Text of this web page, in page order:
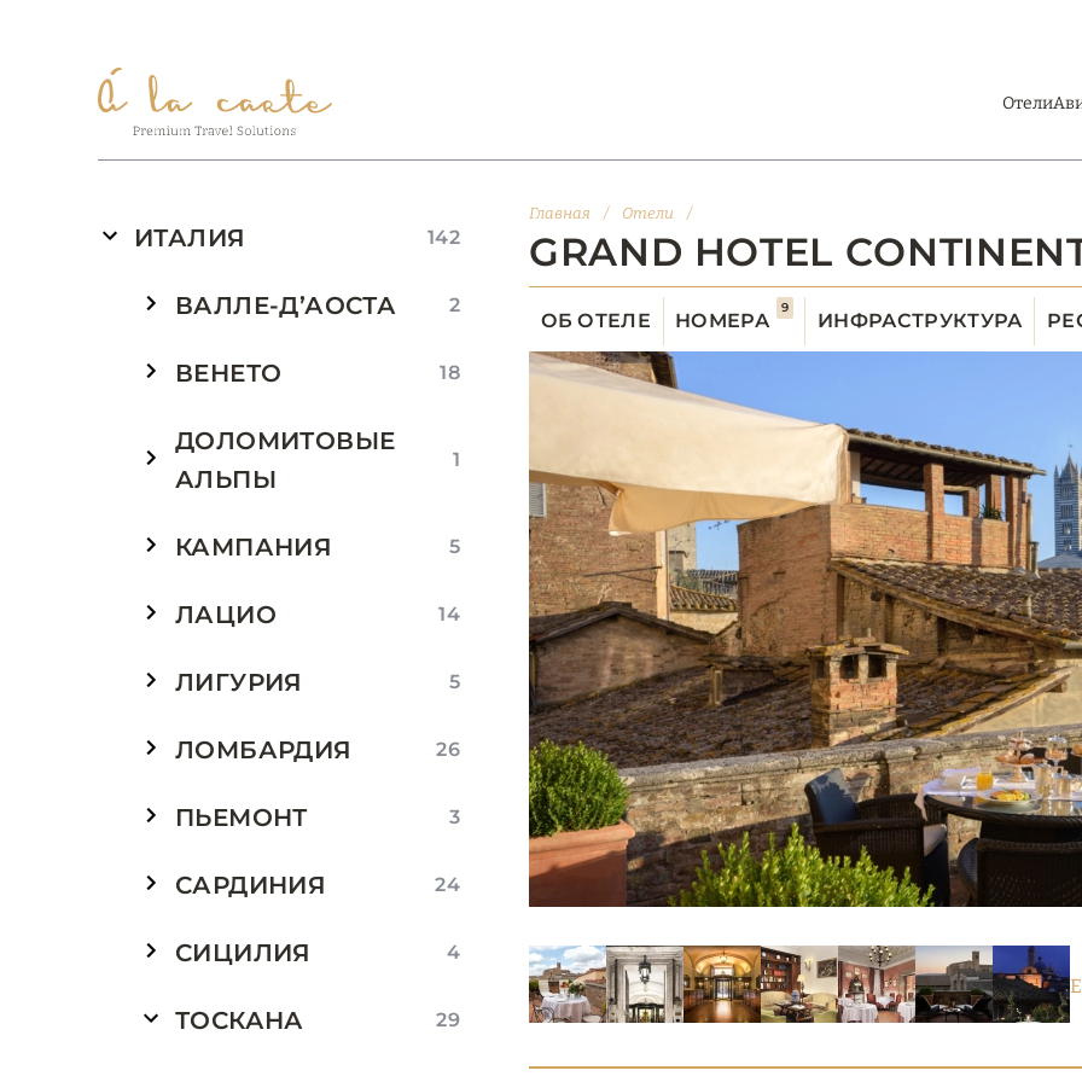
Отели
ИТАЛИЯ 142
ВАЛЛЕ-Д’АОСТА 2
ВЕНЕТО 18
ДОЛОМИТОВЫЕ
АЛЬПЫ
1
КАМПАНИЯ 5
ЛАЦИО 14
ЛИГУРИЯ 5
ЛОМБАРДИЯ 26
ПЬЕМОНТ 3
САРДИНИЯ 24
СИЦИЛИЯ 4
ТОСКАНА 29
Главная / Отели /
GRAND HOTEL
ОБ ОТЕЛЕ НОМЕРА
9
ИНФРАСТРУКТУРА